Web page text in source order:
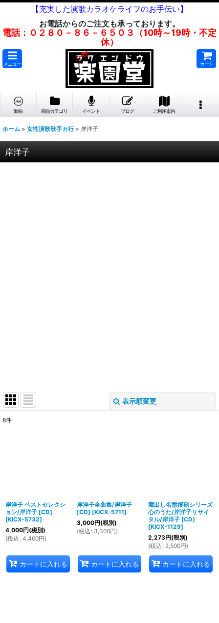
【充実した演歌カラオケライフのお手伝い】
お電話からのご注文も承っております。
電話：０２８０－８６－６５０３（10時～19時・不定
休）
メニュー カート
新曲 商品カテゴリ イベント ブログ ご利用案内
ホーム > 女性演歌歌手カ行 > 岸洋子
岸洋子
表示順変更
8件
岸洋子 ベストセレクシ
ョン/岸洋子 [CD]
[KICX-5732]
4,000円(税別)
(税込 : 4,400円)
カートに入れる
岸洋子全曲集/岸洋子
[CD] [KICX-5711]
3,000円(税別)
(税込 : 3,300円)
カートに入れる
蔵出し名盤復刻シリーズ
心のうた/岸洋子リサイ
タル/岸洋子 [CD]
[KICX-1129]
2,273円(税別)
(税込 : 2,500円)
カートに入れる